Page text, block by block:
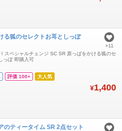
る狐のセレクトお耳としっぽ
スペシャルチェンジ SC SR 原っぱをかける狐のセ
っぽ 即購入可
評価 100+ 大人気
¥1,400
×11
のティータイム SR 2点セット